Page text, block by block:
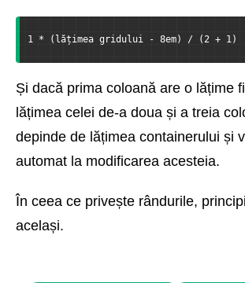
1 * (lățimea gridului - 8em) / (2 + 1)
Și dacă prima coloană are o lățime
lățimea celei de-a doua și a treia
depinde de lățimea containerului și
automat la modificarea acesteia.
În ceea ce privește rândurile,
același.